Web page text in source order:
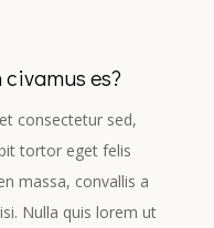
es?
consectetur sed,
tortor eget felis
massa, convallis a
Nulla quis lorem ut